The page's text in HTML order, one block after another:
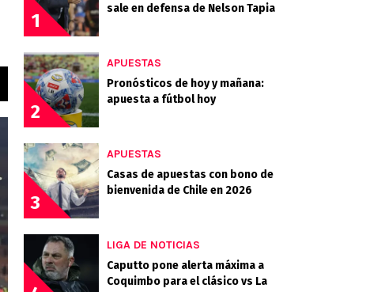
1
sale en defensa de Nelson Tapia
2
APUESTAS
Pronósticos de hoy y mañana:
apuesta a fútbol hoy
3
APUESTAS
Casas de apuestas con bono de
bienvenida de Chile en 2026
LIGA DE NOTICIAS
Caputto pone alerta máxima a
Coquimbo para el clásico vs La